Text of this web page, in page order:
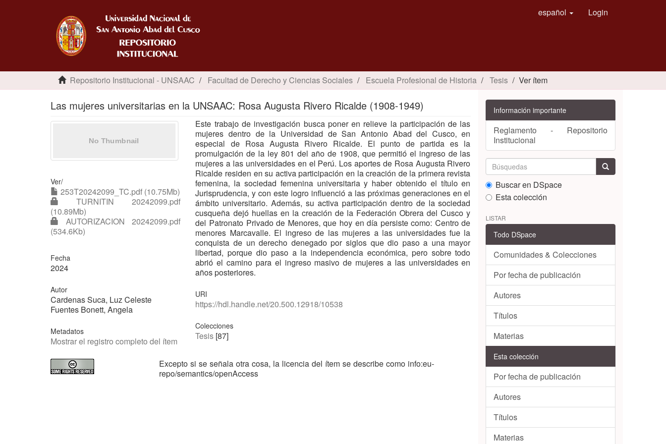
español Login
Repositorio Institucional - UNSAAC Facultad de Derecho y Ciencias Sociales Escuela Profesional de Historia Tesis Ver ítem
Las mujeres universitarias en la UNSAAC: Rosa Augusta Rivero Ricalde (1908-1949)
Ver/
253T20242099_TC.pdf (10.75Mb)
TURNITIN 20242099.pdf
(10.89Mb)
AUTORIZACION 20242099.pdf
(534.6Kb)
Fecha
2024
Autor
Cardenas Suca, Luz Celeste
Fuentes Bonett, Angela
Metadatos
Mostrar el registro completo del ítem
Este trabajo de investigación busca poner en relieve la participación de las
mujeres dentro de la Universidad de San Antonio Abad del Cusco, en
especial de Rosa Augusta Rivero Ricalde. El punto de partida es la
promulgación de la ley 801 del año de 1908, que permitió el ingreso de las
mujeres a las universidades en el Perú. Los aportes de Rosa Augusta Rivero
Ricalde residen en su activa participación en la creación de la primera revista
femenina, la sociedad femenina universitaria y haber obtenido el título en
Jurisprudencia, y con este logro influenció a las próximas generaciones en el
ámbito universitario. Además, su activa participación dentro de la sociedad
cusqueña dejó huellas en la creación de la Federación Obrera del Cusco y
del Patronato Privado de Menores, que hoy en día persiste como: Centro de
menores Marcavalle. El ingreso de las mujeres a las universidades fue la
conquista de un derecho denegado por siglos que dio paso a una mayor
libertad, porque dio paso a la independencia económica, pero sobre todo
abrió el camino para el ingreso masivo de mujeres a las universidades en
años posteriores.
URI
https://hdl.handle.net/20.500.12918/10538
Colecciones
Tesis [87]
Excepto si se señala otra cosa, la licencia del ítem se describe como info:eu-
repo/semantics/openAccess
Información importante
Reglamento - Repositorio
Institucional
Buscar en DSpace
Esta colección
LISTAR
Todo DSpace
Comunidades & Colecciones
Por fecha de publicación
Autores
Títulos
Materias
Esta colección
Por fecha de publicación
Autores
Títulos
Materias